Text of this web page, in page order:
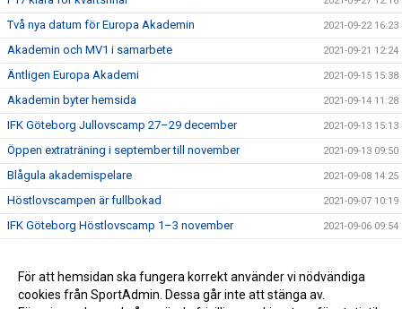
Två nya datum för Europa Akademin 2021-09-22 16:23
Akademin och MV1 i samarbete 2021-09-21 12:24
Äntligen Europa Akademi 2021-09-15 15:38
Akademin byter hemsida 2021-09-14 11:28
IFK Göteborg Jullovscamp 27–29 december 2021-09-13 15:13
Öppen extraträning i september till november 2021-09-13 09:50
Blågula akademispelare 2021-09-08 14:25
Höstlovscampen är fullbokad 2021-09-07 10:19
IFK Göteborg Höstlovscamp 1–3 november 2021-09-06 09:54
IFK Göteborg Sommarcamp 2–4 augusti 2021-06-27 18:47
Öppen extraträning i augusti och september 2021-06-27 18:35
För att hemsidan ska fungera korrekt använder vi nödvändiga
cookies från SportAdmin. Dessa går inte att stänga av.